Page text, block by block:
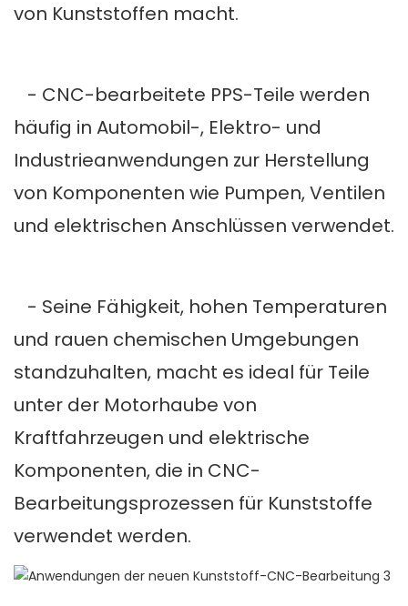
von Kunststoffen macht.
- CNC-bearbeitete PPS-Teile werden
häufig in Automobil-, Elektro- und
Industrieanwendungen zur Herstellung
von Komponenten wie Pumpen, Ventilen
und elektrischen Anschlüssen verwendet.
- Seine Fähigkeit, hohen Temperaturen
und rauen chemischen Umgebungen
standzuhalten, macht es ideal für Teile
unter der Motorhaube von
Kraftfahrzeugen und elektrische
Komponenten, die in CNC-
Bearbeitungsprozessen für Kunststoffe
verwendet werden.